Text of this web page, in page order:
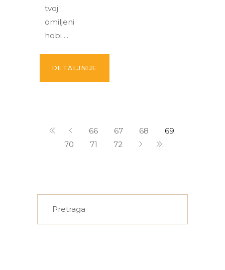
tvoj
omiljeni
hobi
DETALJNIJE
66 67 68
69
70
71 72